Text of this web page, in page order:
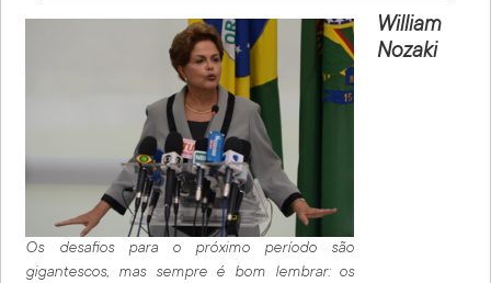
Os desafios para o próximo período são
gigantescos, mas sempre é bom lembrar: os
William
Nozaki